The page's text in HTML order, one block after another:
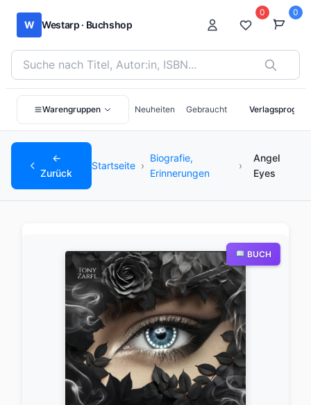
W Westarp · Buchshop
Bücher suchen nach Titel, Autor:in oder ISBN
0 0
Warengruppen Neuheiten Gebraucht
←
Zurück
Startseite ›
Biografie,
Erinnerungen
›
Angel
Eyes
BUCH